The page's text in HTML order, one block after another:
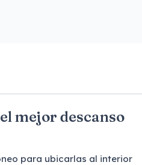
mejor descanso
para ubicarlas al interior